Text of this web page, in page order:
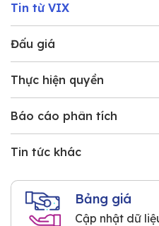
Tin từ VIX
Đấu giá
Thực hiện quyền
Báo cáo phân tích
Tin tức khác
Bảng giá
Cập nhật dữ